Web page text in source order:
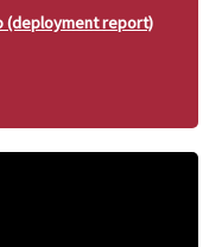
(deployment report)